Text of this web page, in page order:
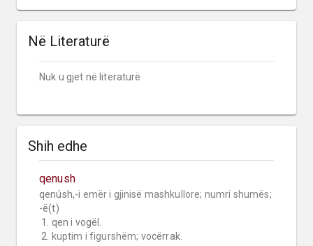
Në Literaturë
Nuk u gjet në literaturë
Shih edhe
qenush
qenúsh,-i emër i gjinisë mashkullore; numri shumës;
-ë(t)
2.
kuptim i figurshëm; vocërrak.